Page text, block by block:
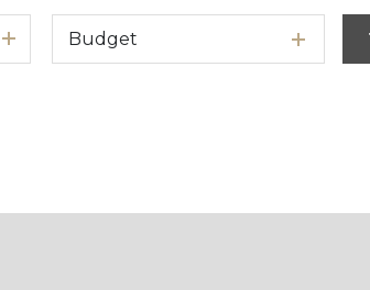
Budget